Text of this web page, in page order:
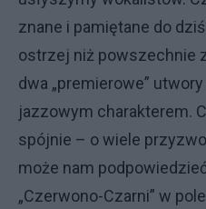
znane i pamiętane do
ostrzej niż powszechnie
dwa „premierowe”
jazzowym charakterem.
spójnie – o wiele
może nam
„Czerwono-Czarni” w